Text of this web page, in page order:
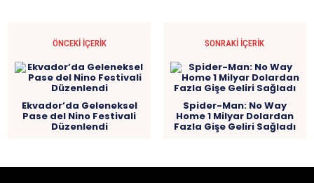
ÖNCEKI İÇERIK
Ekvador’da Geleneksel
Pase del Nino Festivali
Düzenlendi
SONRAKI İÇERIK
Spider-Man: No Way
Home 1 Milyar Dolardan
Fazla Gişe Geliri Sağladı